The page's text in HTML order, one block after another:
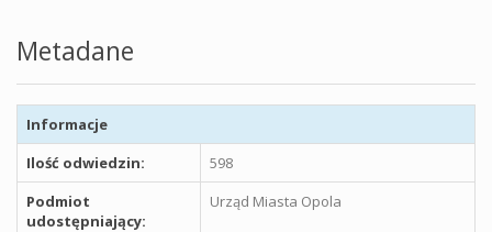
Metadane
Informacje
Ilość odwiedzin:
598
Podmiot
udostępniający:
Urząd Miasta Opola